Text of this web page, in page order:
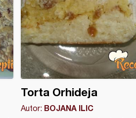
Torta Orhideja
Autor: BOJANA ILIC